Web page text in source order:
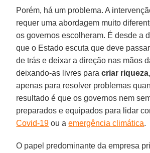
Porém, há um problema. A
requer uma abordagem muito
os governos escolheram. É desde a
que o Estado escuta que deve
de trás e deixar a direção nas mãos
deixando-as livres paracriar riqueza
apenas para resolver problemas
resultado é que os governos nem
preparados e equipados para lidar
Covid-19 ou aemergência climática.
O papel predominante da empresa